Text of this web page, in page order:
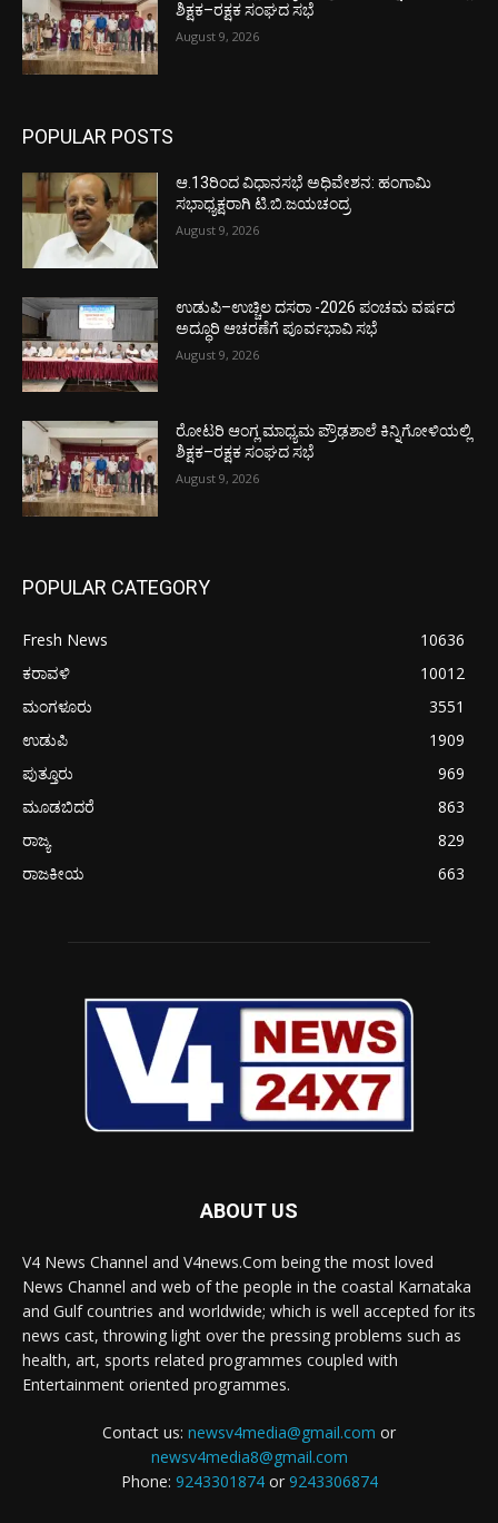
ಶಿಕ್ಷಕ–ರಕ್ಷಕ ಸಂಘದ ಸಭೆ
August 9, 2026
POPULAR POSTS
ಆ.13ರಿಂದ ವಿಧಾನಸಭೆ ಅಧಿವೇಶನ: ಹಂಗಾಮಿ
ಸಭಾಧ್ಯಕ್ಷರಾಗಿ ಟಿ.ಬಿ.ಜಯಚಂದ್ರ
August 9, 2026
ಉಡುಪಿ–ಉಚ್ಚಿಲ ದಸರಾ -2026 ಪಂಚಮ ವರ್ಷದ
ಅದ್ಧೂರಿ ಆಚರಣೆಗೆ ಪೂರ್ವಭಾವಿ ಸಭೆ
August 9, 2026
ರೋಟರಿ ಆಂಗ್ಲ ಮಾಧ್ಯಮ ಪ್ರೌಢಶಾಲೆ ಕಿನ್ನಿಗೋಳಿಯಲ್ಲಿ
ಶಿಕ್ಷಕ–ರಕ್ಷಕ ಸಂಘದ ಸಭೆ
August 9, 2026
POPULAR CATEGORY
Fresh News
10636
ಕರಾವಳಿ
10012
ಮಂಗಳೂರು
3551
ಉಡುಪಿ
1909
ಪುತ್ತೂರು
969
ಮೂಡಬಿದರೆ
863
ರಾಜ್ಯ
829
ರಾಜಕೀಯ
663
ABOUT US
V4 News Channel and V4news.Com being the most loved
News Channel and web of the people in the coastal Karnataka
and Gulf countries and worldwide; which is well accepted for its
news cast, throwing light over the pressing problems such as
health, art, sports related programmes coupled with
Entertainment oriented programmes.
Contact us: newsv4media@gmail.com or
newsv4media8@gmail.com
Phone: 9243301874or 9243306874